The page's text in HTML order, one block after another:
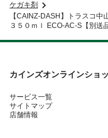
ケガキ剤
【CAINZ-DASH】トラスコ
３５０ｍｌ ECO-AC-S【別送品
カインズオンラインショ
サービス一覧
サイトマップ
店舗情報